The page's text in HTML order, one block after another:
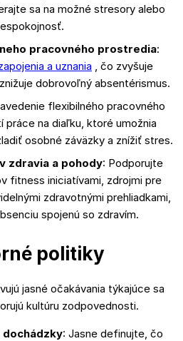
sa na možné stresory alebo
pracovného prostredia:
a uznania , čo zvyšuje
dobrovoľný absentérismus.
flexibilného pracovného
práce na diaľku, ktoré umožnia
osobné záväzky a znížiť stres.
zdravia a pohody: Podporujte
fitness iniciatívami, zdrojmi pre
zdravotnými prehliadkami,
spojenú so zdravím.
politiky
jasné očakávania týkajúce sa
kultúru zodpovednosti.
: Jasne definujte, čo